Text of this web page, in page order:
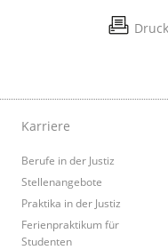
Karriere
Berufe in der Justiz
Stellenangebote
Praktika in der Justiz
Ferienpraktikum für
Studenten